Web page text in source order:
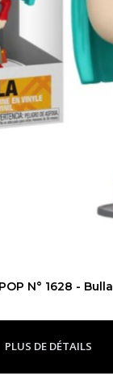
N° 1628 - Bulla
PLUS DE DÉTAILS